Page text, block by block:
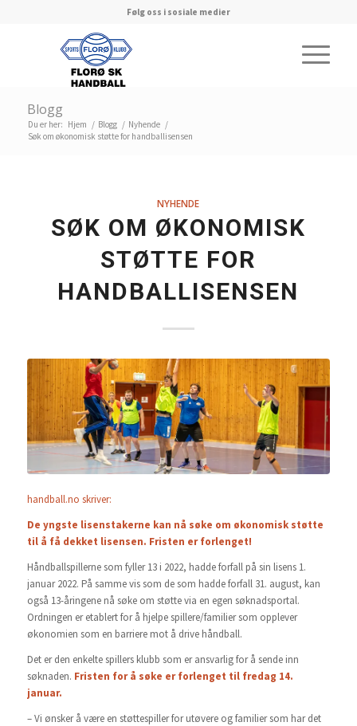
Følg oss i sosiale medier
Blogg
Du er her: Hjem / Blogg / Nyhende /
Søk om økonomisk støtte for handballisensen
NYHENDE
SØK OM ØKONOMISK
STØTTE FOR
HANDBALLISENSEN
handball.no skriver:
De yngste lisenstakerne kan nå søke om økonomisk støtte
til å få dekket lisensen. Fristen er forlenget!
Håndballspillerne som fyller 13 i 2022, hadde forfall på sin lisens 1.
januar 2022. På samme vis som de som hadde forfall 31. august, kan
også 13-åringene nå søke om støtte via en egen søknadsportal.
Ordningen er etablert for å hjelpe spillere/familier som opplever
økonomien som en barriere mot å drive håndball.
Det er den enkelte spillers klubb som er ansvarlig for å sende inn
søknaden. Fristen for å søke er forlenget til fredag 14.
januar.
– Vi ønsker å være en støttespiller for utøvere og familier som har det